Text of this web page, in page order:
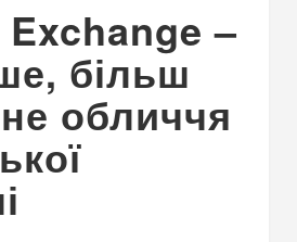
–
більш
обличчя